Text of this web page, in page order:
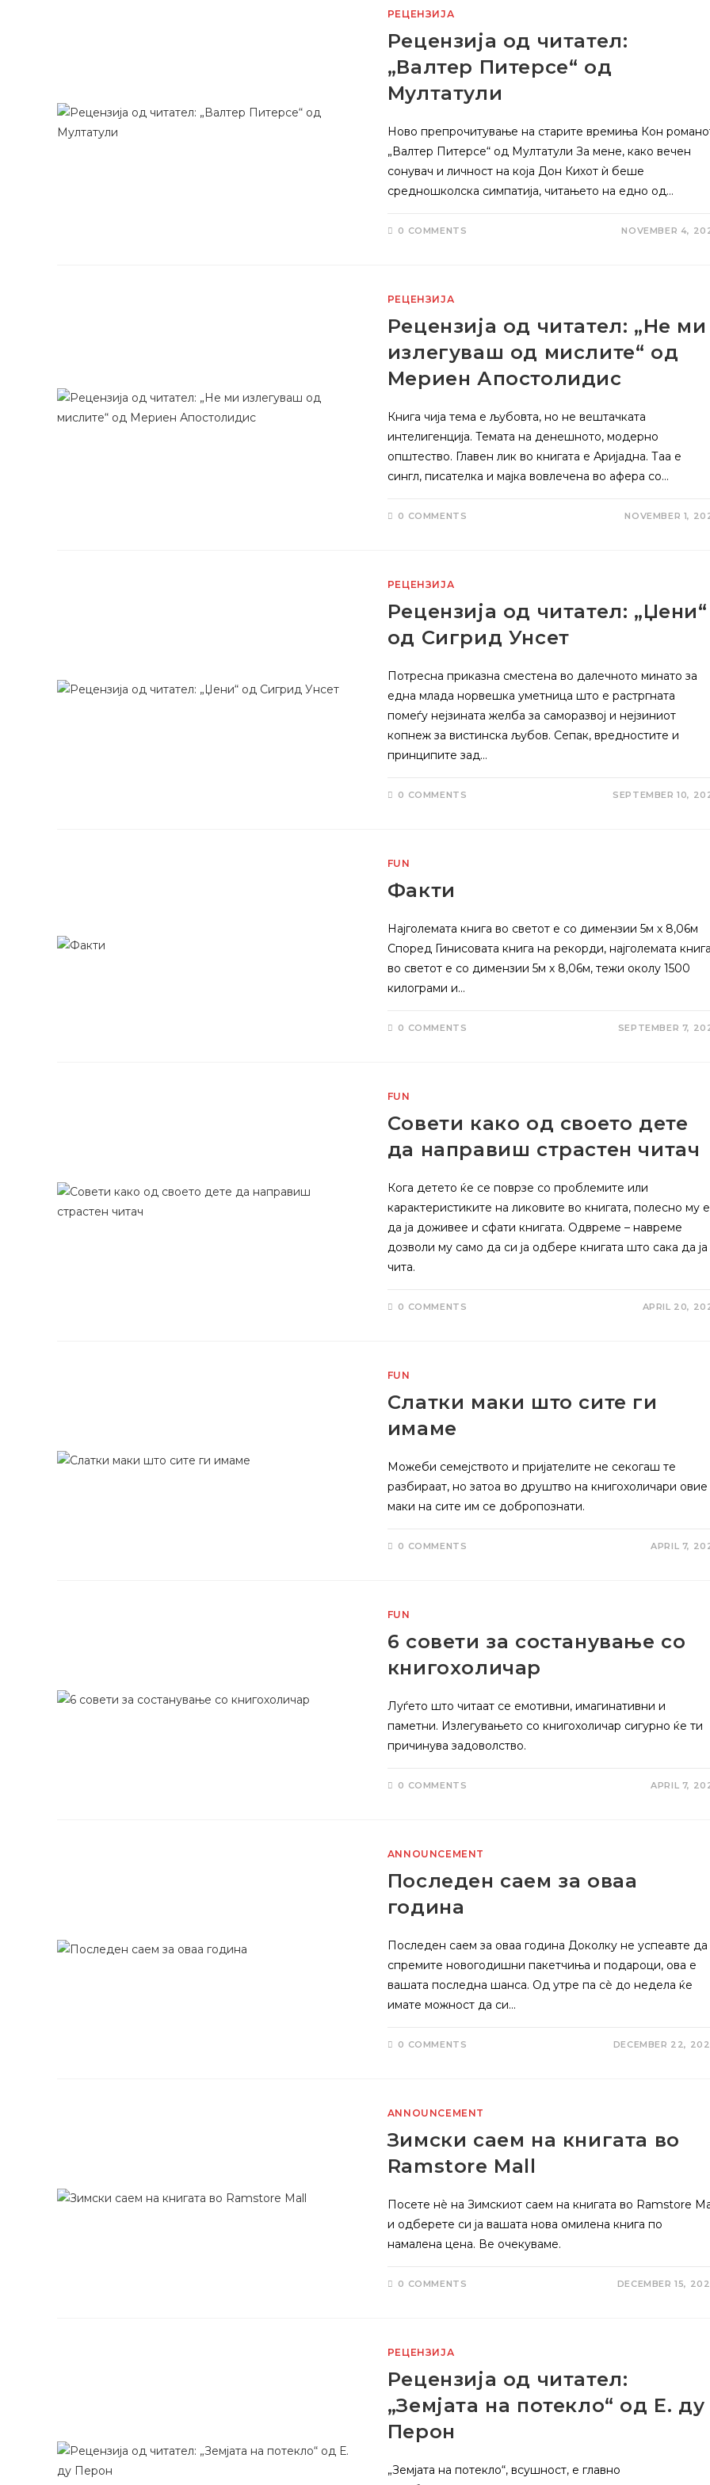
РЕЦЕНЗИЈА
Рецензија од читател:
„Валтер Питерсе“ од
Мултатули
Ново препрочитување на старите времиња Кон
„Валтер Питерсе“ од Мултатули За мене, како вечен
сонувач и личност на која Дон Кихот ѝ беше
средношколска симпатија, читањето на едно од…
0 COMMENTS NOVEMBER 4,
РЕЦЕНЗИЈА
Рецензија од читател: „Не ми
излегуваш од мислите“ од
Мериен Апостолидис
Книга чија тема е љубовта, но не вештачката
интелигенција. Темата на денешното, модерно
општество. Главен лик во книгата е Аријадна. Таа е
сингл, писателка и мајка вовлечена во афера со…
0 COMMENTS NOVEMBER 1,
РЕЦЕНЗИЈА
Рецензија од читател: „Џени“
од Сигрид Унсет
Потресна приказна сместена во далечното минато за
една млада норвешка уметница што е растргната
помеѓу нејзината желба за саморазвој и нејзиниот
копнеж за вистинска љубов. Сепак, вредностите и
принципите зад…
0 COMMENTS SEPTEMBER 10,
FUN
Факти
Најголемата книга во светот е со димензии 5м х 8,06м
Според Гинисовата книга на рекорди, најголемата книга
во светот е со димензии 5м х 8,06м, тежи околу 1500
килограми и…
0 COMMENTS SEPTEMBER 7,
FUN
Совети како од своето дете
да направиш страстен читач
Кога детето ќе се поврзе со проблемите или
карактеристиките на ликовите во книгата, полесно му е
да ја доживее и сфати книгата. Одвреме – навреме
дозволи му само да си ја одбере книгата што сака да ја
чита.
0 COMMENTS APRIL 20,
FUN
Слатки маки што сите ги
имаме
Можеби семејството и пријателите не секогаш те
разбираат, но затоа во друштво на книгохоличари овие
маки на сите им се добропознати.
0 COMMENTS APRIL 7,
FUN
6 совети за состанување со
книгохоличар
Луѓето што читаат се емотивни, имагинативни и
паметни. Излегувањето со книгохоличар сигурно ќе ти
причинува задоволство.
0 COMMENTS APRIL 7,
ANNOUNCEMENT
Последен саем за оваа
година
Последен саем за оваа година Доколку не успеавте да
спремите новогодишни пакетчиња и подароци, ова е
вашата последна шанса. Од утре па сѐ до недела ќе
имате можност да си…
0 COMMENTS DECEMBER 22,
ANNOUNCEMENT
Зимски саем на книгата во
Ramstore Mall
Посете нѐ на Зимскиот саем на книгата во Ramstore
и одберете си ја вашата нова омилена книга по
намалена цена. Ве очекуваме.
0 COMMENTS DECEMBER 15,
РЕЦЕНЗИЈА
Рецензија од читател:
„Земјата на потекло“ од Е. ду
Перон
„Земјата на потекло“, всушност, е главно